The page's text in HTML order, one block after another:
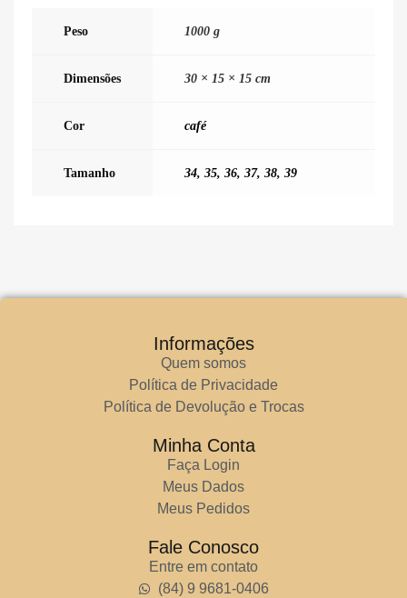
Peso 1000 g
Dimensões 30 × 15 × 15 cm
Cor café
Tamanho 34, 35, 36, 37, 38, 39
Informações
Quem somos
Política de Privacidade
Política de Devolução e Trocas
Minha Conta
Faça Login
Meus Dados
Meus Pedidos
Fale Conosco
Entre em contato
(84) 9 9681-0406